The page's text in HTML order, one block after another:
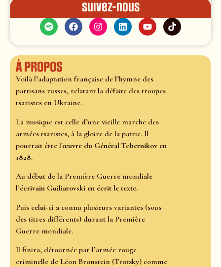
Suivez-nous
À propos
Voilà l’adaptation française de l’hymne des
partisans russes, relatant la défaite des troupes
tsaristes en Ukraine.
La musique est celle d’une vieille marche des
armées tsaristes, à la gloire de la patrie. Il
pourrait être l'œuvre du Général Tchernikov en
1828.
Au début de la Première Guerre mondiale
l’écrivain Guiliarovski en écrit le texte.
Puis celui-ci a connu plusieurs variantes (sous
des titres différents) durant la Première
Guerre mondiale.
Il finira, détournée par l’armée rouge
criminelle de Léon Bronstein (Trotzky) comme